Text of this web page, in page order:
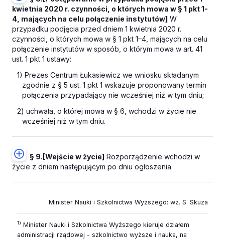
kwietnia 2020 r. czynności, o których mowa w § 1 pkt 1-
4, mających na celu połączenie instytutów] W
przypadku podjęcia przed dniem 1 kwietnia 2020 r.
czynności, o których mowa w § 1 pkt 1–4, mających na celu
połączenie instytutów w sposób, o którym mowa w art. 41
ust. 1 pkt 1 ustawy:
1) Prezes Centrum Łukasiewicz we wniosku składanym
zgodnie z § 5 ust. 1 pkt 1 wskazuje proponowany termin
połączenia przypadający nie wcześniej niż w tym dniu;
2) uchwała, o której mowa w § 6, wchodzi w życie nie
wcześniej niż w tym dniu.
§ 9. [Wejście w życie] Rozporządzenie wchodzi w
życie z dniem następującym po dniu ogłoszenia.
Minister Nauki i Szkolnictwa Wyższego: wz. S. Skuza
1) Minister Nauki i Szkolnictwa Wyższego kieruje działem
administracji rządowej - szkolnictwo wyższe i nauka, na